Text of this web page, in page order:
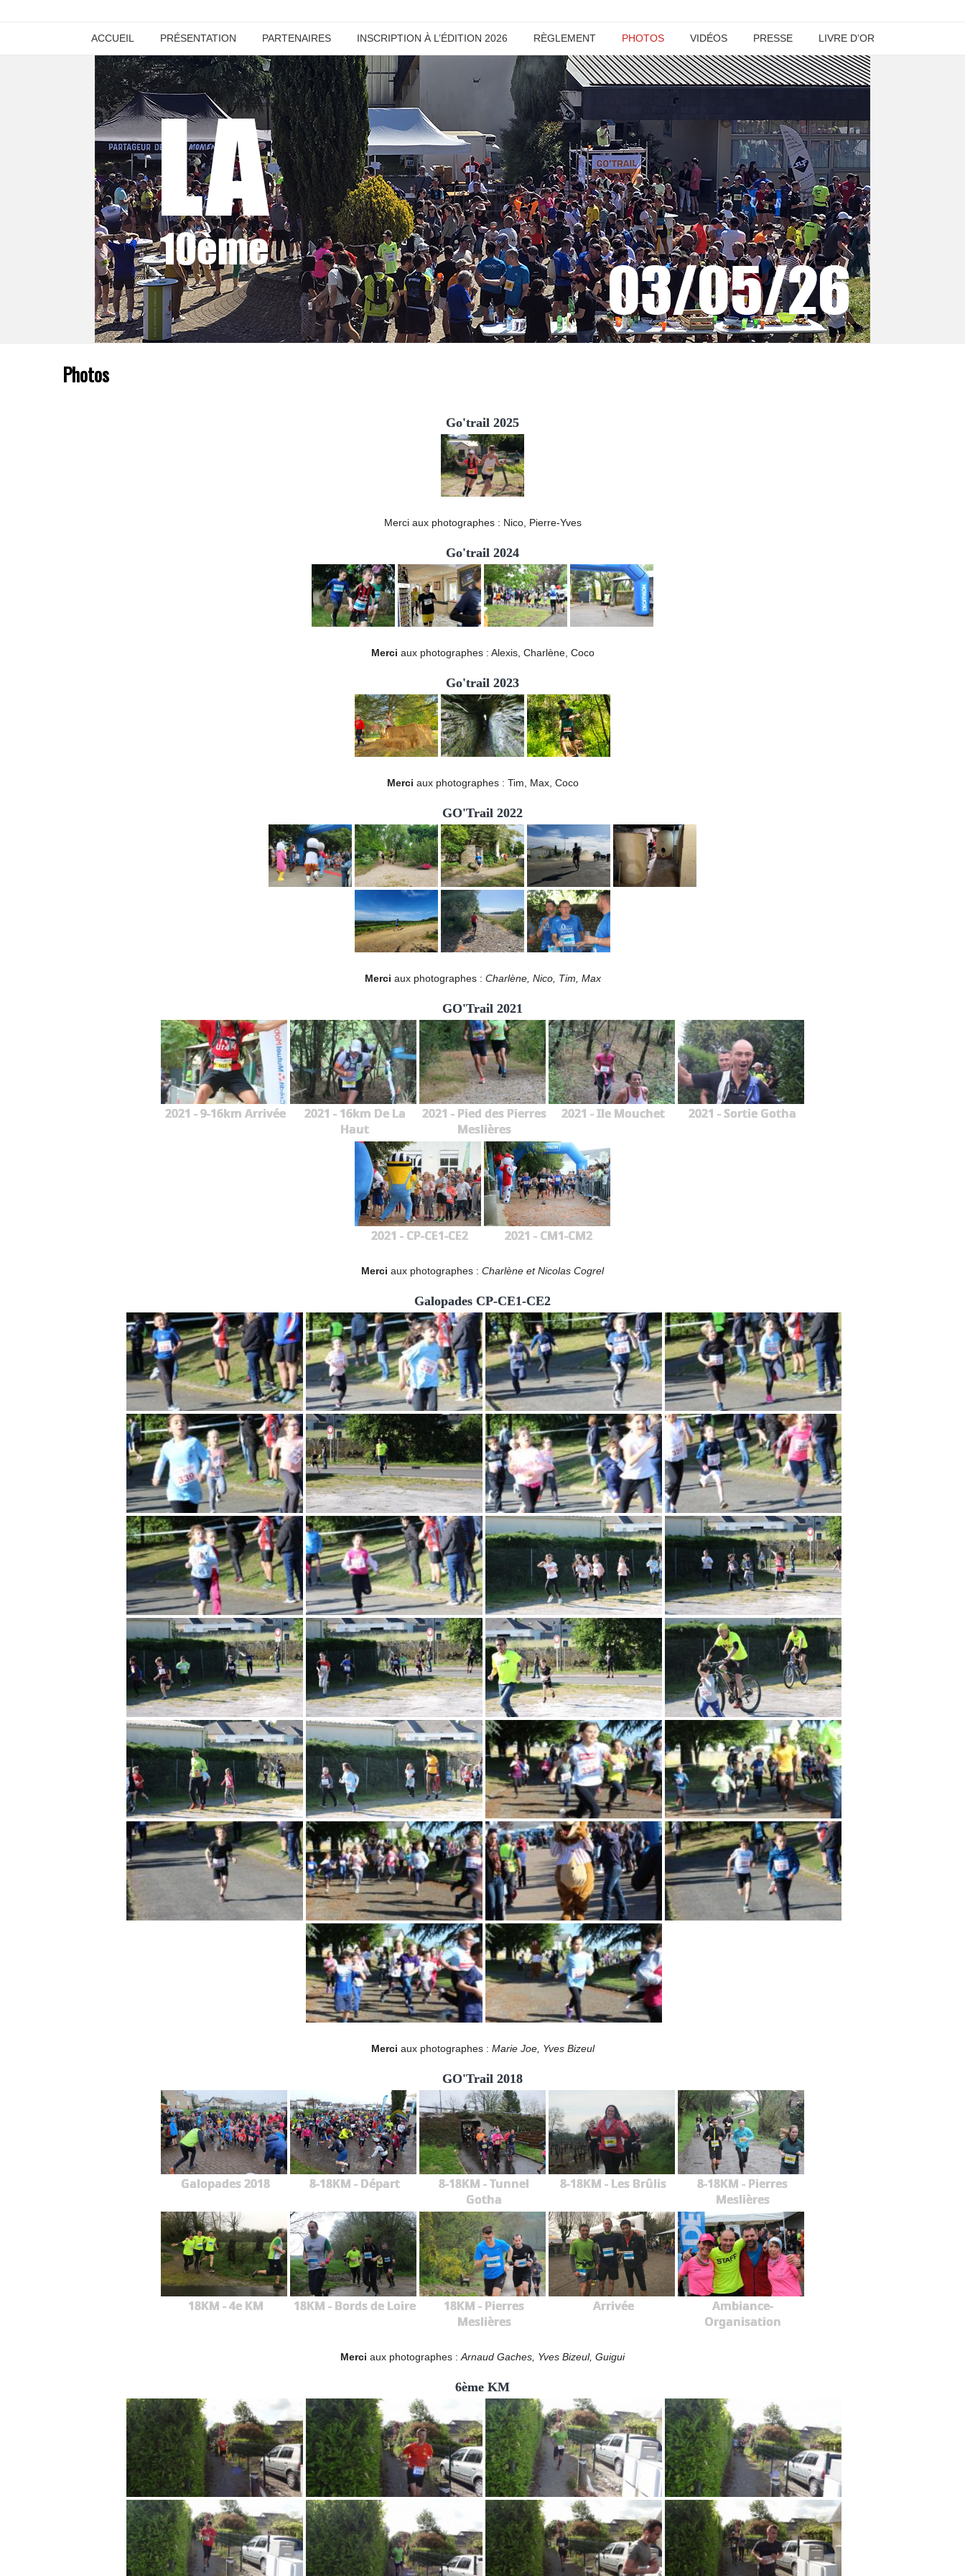
ACCUEIL PRÉSENTATION PARTENAIRES INSCRIPTION À L’ÉDITION 2026 RÈGLEMENT PHOTOS VIDÉOS PRESSE LIVRE D’OR
Photos
Go'trail 2025
Merci aux photographes : Nico, Pierre-Yves
Go'trail 2024
Merci aux photographes : Alexis, Charlène, Coco
Go'trail 2023
Merci aux photographes : Tim, Max, Coco
GO'Trail 2022
Merci aux photographes : Charlène, Nico, Tim, Max
GO'Trail 2021
2021 - 9-16km Arrivée
2021 - 16km De La
Haut
2021 - Pied des Pierres
Meslières
2021 - Ile Mouchet 2021 - Sortie Gotha
2021 - CP-CE1-CE2 2021 - CM1-CM2
Merci aux photographes : Charlène et Nicolas Cogrel
Galopades CP-CE1-CE2
Merci aux photographes : Marie Joe, Yves Bizeul
GO'Trail 2018
Galopades 2018 8-18KM - Départ
8-18KM - Tunnel
Gotha
8-18KM - Les Brûlis
8-18KM - Pierres
Meslières
18KM - 4e KM 18KM - Bords de Loire
18KM - Pierres
Meslières
Arrivée
Ambiance-
Organisation
Merci aux photographes : Arnaud Gaches, Yves Bizeul, Guigui
6ème KM